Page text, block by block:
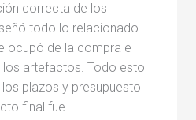
correcta de los
todo lo relacionado
ocupó de la compra e
artefactos. Todo esto
plazos y presupuesto
final fue